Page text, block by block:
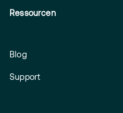
Ressourcen
Blog
Support